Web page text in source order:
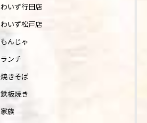
わいず行田店
わいず松戸店
もんじゃ
ランチ
焼きそば
鉄板焼き
家族